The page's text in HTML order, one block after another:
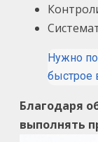
Нужно
быстрое
Благодаря
выполнять